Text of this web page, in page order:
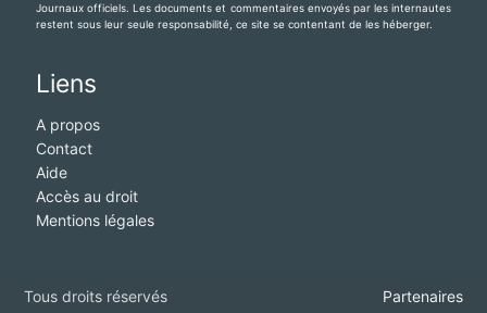
Journaux officiels. Les documents et commentaires envoyés par les internautes
restent sous leur seule responsabilité, ce site se contentant de les héberger.
Liens
A propos
Contact
Aide
Accès au droit
Mentions légales
Tous droits réservés Partenaires